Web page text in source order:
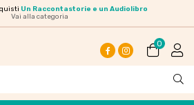
Un Raccontastorie e un Audiolibro
Vai alla categoria
FacebookInstagram
0